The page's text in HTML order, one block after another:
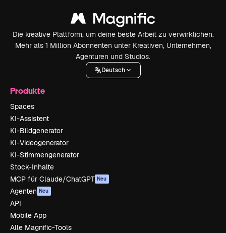
Die kreative Plattform, um deine beste Arbeit zu verwirklichen.
Mehr als 1 Million Abonnenten unter Kreativen, Unternehmen,
Agenturen und Studios.
Deutsch
Produkte
Spaces
KI-Assistent
KI-Bildgenerator
KI-Videogenerator
KI-Stimmengenerator
Stock-Inhalte
MCP für Claude/ChatGPT Neu
Agenten Neu
API
Mobile App
Alle Magnific-Tools